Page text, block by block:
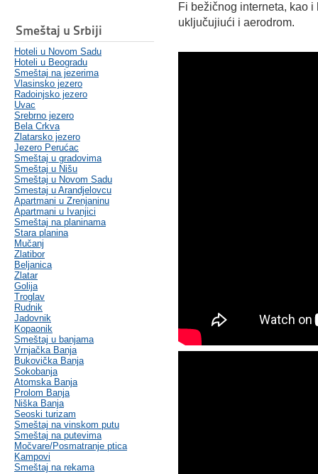
Smeštaj u Srbiji
Hoteli u Novom Sadu
Hoteli u Beogradu
Smeštaj na jezerima
Vlasinsko jezero
Radoinjsko jezero
Uvac
Srebrno jezero
Bela Crkva
Zlatarsko jezero
Jezero Perućac
Smeštaj u gradovima
Smeštaj u Nišu
Smeštaj u Novom Sadu
Smestaj u Arandjelovcu
Apartmani u Zrenjaninu
Apartmani u Ivanjici
Smeštaj na planinama
Stara planina
Mučanj
Zlatibor
Beljanica
Zlatar
Golija
Troglav
Rudnik
Jadovnik
Kopaonik
Smeštaj u banjama
Vrnjačka Banja
Bukovička Banja
Sokobanja
Atomska Banja
Prolom Banja
Niška Banja
Seoski turizam
Smeštaj na vinskom putu
Smeštaj na putevima
Močvare/Posmatranje ptica
Kampovi
Smeštaj na rekama
Fi bežičnog interneta, kao
uključujiući i aerodrom.